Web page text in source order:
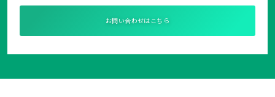
お問い合わせはこちら